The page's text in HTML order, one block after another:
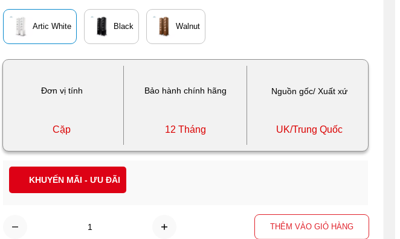
Đơn vị tính Bảo hành chính hãng Nguồn gốc/ Xuất xứ
Cặp 12 Tháng UK/Trung Quốc
Artic White Black Walnut
THÊM VÀO GIỎ HÀNG
KHUYẾN MÃI - ƯU ĐÃI